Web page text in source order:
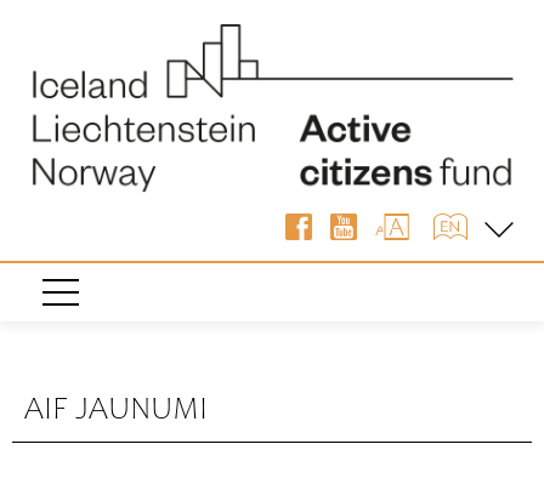
AIF JAUNUMI